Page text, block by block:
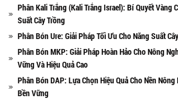
Phân Kali Trắng (Kali Trắng Israel): Bí Quyết Vàng
Suất Cây Trồng
Phân Bón Ure: Giải Pháp Tối Ưu Cho Năng Suất
Phân Bón MKP: Giải Pháp Hoàn Hảo Cho Nông
Vững Và Hiệu Quả Cao
Phân Bón DAP: Lựa Chọn Hiệu Quả Cho Nền Nông
Bền Vững